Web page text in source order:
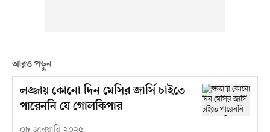
আরও পড়ুন
লজ্জায় কোনো দিন মেসির জার্সি চাইতে
পারেননি যে গোলকিপার
০৮ জানুয়ারি ২০২৫